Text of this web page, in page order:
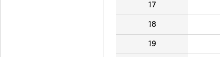
17
18
19